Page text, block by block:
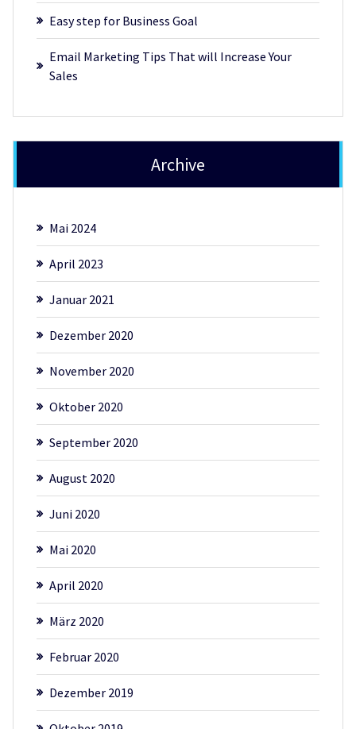
Easy step for Business Goal
Email Marketing Tips That will Increase Your
Sales
Archive
Mai 2024
April 2023
Januar 2021
Dezember 2020
November 2020
Oktober 2020
September 2020
August 2020
Juni 2020
Mai 2020
April 2020
März 2020
Februar 2020
Dezember 2019